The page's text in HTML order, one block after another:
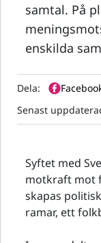
samtal. På
enskilda
Dela:
Senast
Syftet med
motkraft mot
skapas
ramar, ett